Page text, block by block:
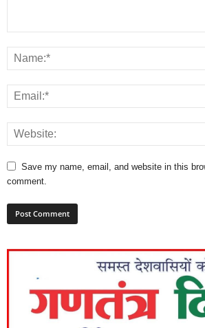
Save my name, email, and website in this
comment.